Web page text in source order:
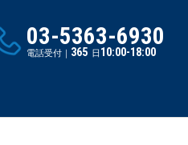
03-5363-6930
電話受付｜ 365 日 10:00-18:00